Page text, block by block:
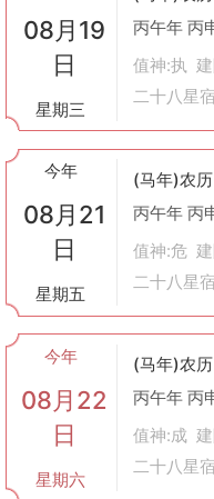
08月19
日
星期三
丙午年 丙
值神:执
二十八星
今年
08月21
日
星期五
(马年)农
丙午年 丙
值神:危
二十八星
今年
08月22
日
星期六
(马年)农
丙午年 丙
值神:成
二十八星